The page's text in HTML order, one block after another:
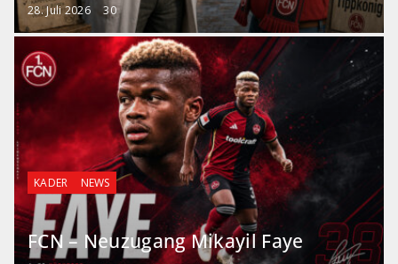
28. Juli 2026 30
KADER NEWS
FCN – Neuzugang Mikayil Faye